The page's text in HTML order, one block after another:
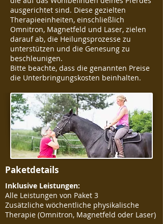
ausgerichtet sind. Diese gezielten
Therapieeinheiten, einschließlich
Omnitron, Magnetfeld und Laser, zielen
darauf ab, die Heilungsprozesse zu
unterstützen und die Genesung zu
beschleunigen.
Bitte beachte, dass die genannten Preise
die Unterbringungskosten beinhalten.
Paketdetails
Inklusive Leistungen:
Alle Leistungen von Paket 3
Zusätzliche wöchentliche physikalische
Therapie (Omnitron, Magnetfeld oder Laser)